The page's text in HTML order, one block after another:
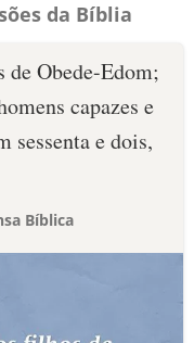
da Bíblia
de Obede-Edom;
capazes e
sessenta e dois,
Bíblica